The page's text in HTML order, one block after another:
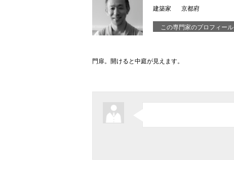
建築家 京都府
この専門家のプロフィール
門扉。開けると中庭が見えます。